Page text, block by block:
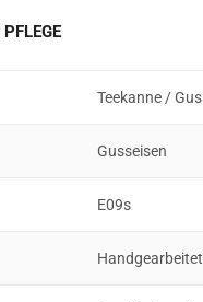
Teekanne /
Gusseisen
E09s
Handgearbeitet